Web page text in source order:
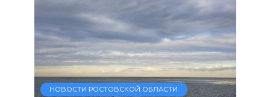
НОВОСТИ РОСТОВСКОЙ ОБЛАСТИ